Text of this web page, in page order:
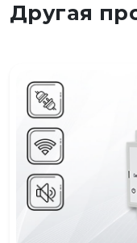
Другая